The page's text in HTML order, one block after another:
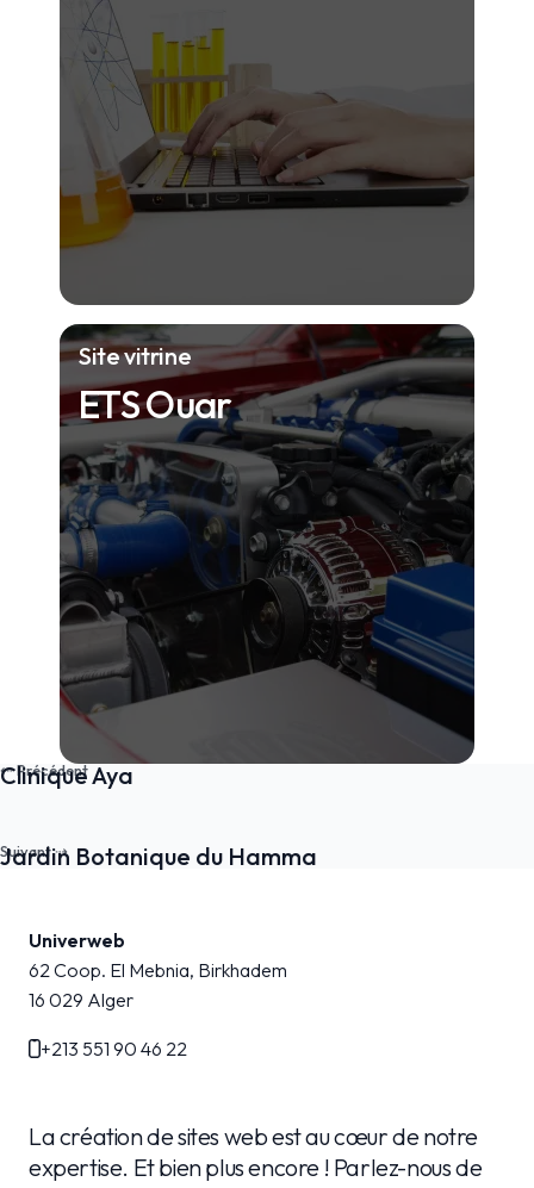
Site vitrine
ETS Ouar
Clinique Aya
Jardin Botanique du Hamma
Univerweb
62 Coop. El Mebnia, Birkhadem
16 029 Alger
+213 551 90 46 22
La création de sites web est au cœur de notre
expertise. Et bien plus encore ! Parlez-nous de